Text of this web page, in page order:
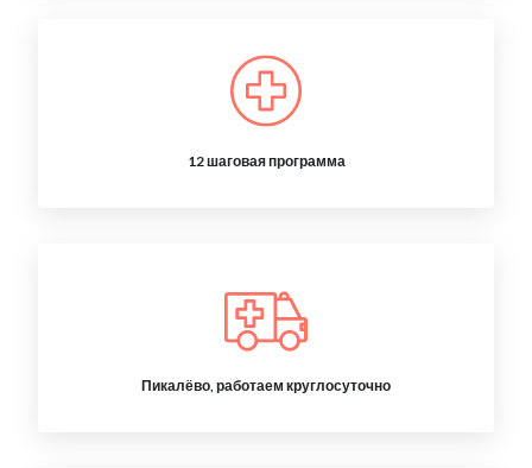
12 шаговая программа
Пикалёво, работаем круглосуточно